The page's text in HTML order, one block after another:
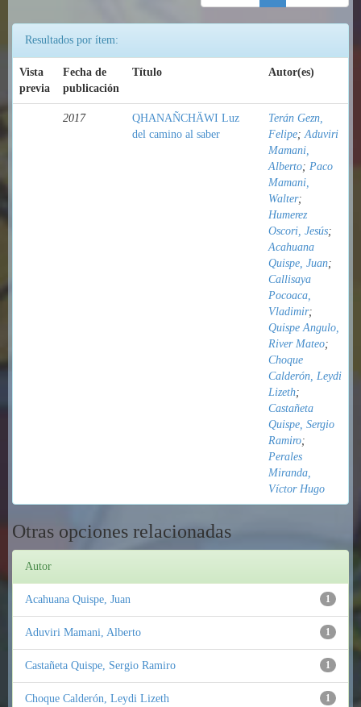
Resultados por ítem:
Vista
previa
Fecha de
publicación
Título Autor(es)
2017
QHANAÑCHÄWI Luz
del camino al saber
Terán Gezn,
Felipe;Aduviri
Mamani,
Alberto; Paco
Mamani,
Walter;
Humerez
Oscori, Jesús;
Acahuana
Quispe, Juan;
Callisaya
Pocoaca,
Vladimir;
Quispe Angulo,
River Mateo;
Choque
Calderón, Leydi
Lizeth;
Castañeta
Quispe, Sergio
Ramiro;
Perales
Miranda,
Víctor Hugo
Otras opciones relacionadas
Autor
1
Acahuana Quispe, Juan
1
Aduviri Mamani, Alberto
1
Castañeta Quispe, Sergio Ramiro
1
Choque Calderón, Leydi Lizeth